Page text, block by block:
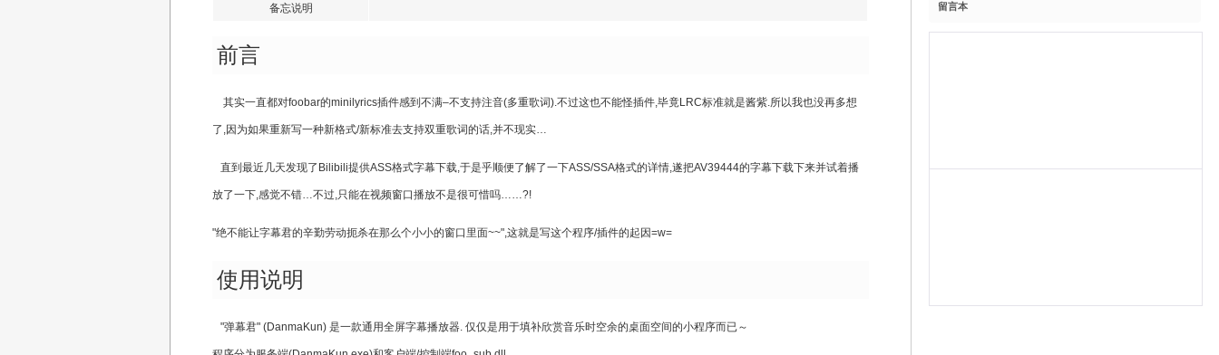
备忘说明
前言
其实一直都对foobar的minilyrics插件感到不满–不支持注音(多重歌词).不过这也不能怪插件,毕竟LRC标准就是酱紫.所以我也没再多想
了,因为如果重新写一种新格式/新标准去支持双重歌词的话,并不现实…
直到最近几天发现了Bilibili提供ASS格式字幕下载,于是乎顺便了解了一下ASS/SSA格式的详情,遂把AV39444的字幕下载下来并试着播
放了一下,感觉不错…不过,只能在视频窗口播放不是很可惜吗……?!
"绝不能让字幕君的辛勤劳动扼杀在那么个小小的窗口里面~~",这就是写这个程序/插件的起因=w=
使用说明
"弹幕君" (DanmaKun) 是一款通用全屏字幕播放器. 仅仅是用于填补欣赏音乐时空余的桌面空间的小程序而已～
留言本